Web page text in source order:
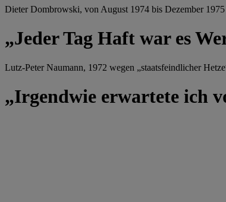
Dieter Dombrowski, von August 1974 bis Dezember
„Jeder Tag Haft war es
Lutz-Peter Naumann, 1972 wegen „staatsfeindlicher
„Irgendwie erwartete ich